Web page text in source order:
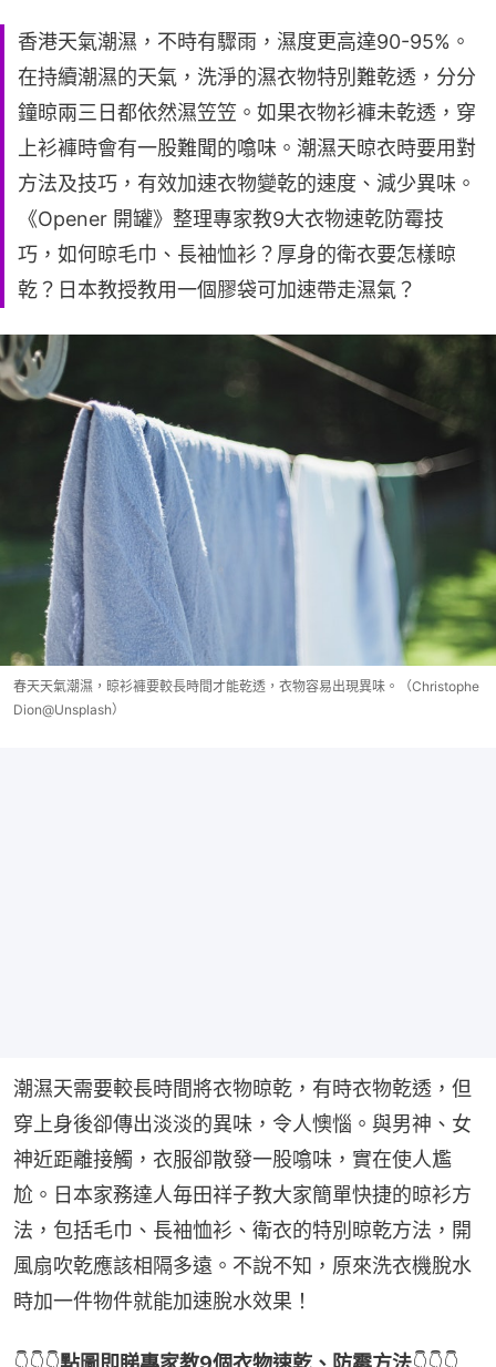
香港天氣潮濕，不時有驟雨，濕度更高達90-95%。
在持續潮濕的天氣，洗淨的濕衣物特別難乾透，分分
鐘晾兩三日都依然濕笠笠。如果衣物衫褲未乾透，穿
上衫褲時會有一股難聞的噏味。潮濕天晾衣時要用對
方法及技巧，有效加速衣物變乾的速度、減少異味。
《Opener 開罐》整理專家教9大衣物速乾防霉技
巧，如何晾毛巾、長袖恤衫？厚身的衛衣要怎樣晾
乾？日本教授教用一個膠袋可加速帶走濕氣？
春天天氣潮濕，晾衫褲要較長時間才能乾透，衣物容易出現異味。（Christophe
Dion@Unsplash）
潮濕天需要較長時間將衣物晾乾，有時衣物乾透，但
穿上身後卻傳出淡淡的異味，令人懊惱。與男神、女
神近距離接觸，衣服卻散發一股噏味，實在使人尷
尬。日本家務達人毎田祥子教大家簡單快捷的晾衫方
法，包括毛巾、長袖恤衫、衛衣的特別晾乾方法，開
風扇吹乾應該相隔多遠。不說不知，原來洗衣機脫水
時加一件物件就能加速脫水效果！